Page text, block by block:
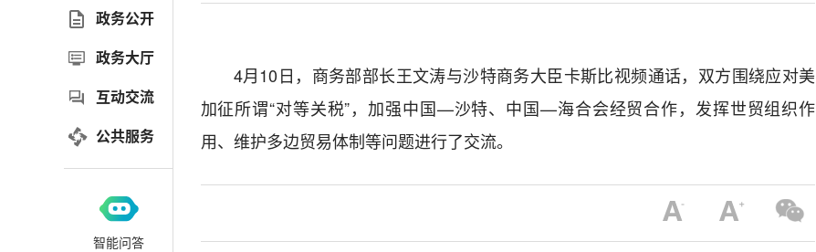
4月10日，商务部部长王文涛与沙特商务大臣卡斯比视频通话，双方围绕应对美
加征所谓“对等关税”，加强中国—沙特、中国—海合会经贸合作，发挥世贸组织作
用、维护多边贸易体制等问题进行了交流。
政务公开
政务大厅
互动交流
公共服务
智能问答